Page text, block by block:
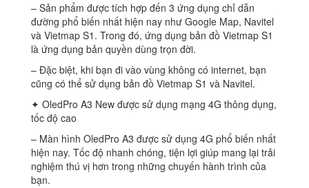
– Sản phẩm được tích hợp đến 3 ứng dụng chỉ dẫn
đường phổ biến nhất hiện nay như Google Map, Navitel
và Vietmap S1. Trong đó, ứng dụng bản đồ Vietmap S1
là ứng dụng bản quyền dùng trọn đời.
– Đặc biệt, khi bạn đi vào vùng không có internet, bạn
cũng có thể sử dụng bản đồ Vietmap S1 và Navitel.
✦ OledPro A3 New được sử dụng mạng 4G thông dụng,
tốc độ cao
– Màn hình OledPro A3 được sử dụng 4G phổ biến nhất
hiện nay. Tốc độ nhanh chóng, tiện lợi giúp mang lại trải
nghiệm thú vị hơn trong những chuyến hành trình của
bạn.